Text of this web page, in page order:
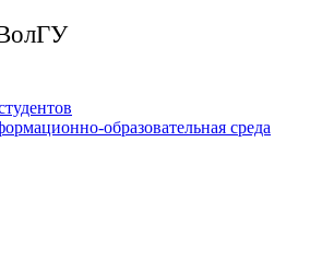
образовательная среда